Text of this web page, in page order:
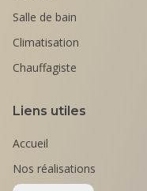
Salle de bain
Climatisation
Chauffagiste
Liens utiles
Accueil
Nos réalisations